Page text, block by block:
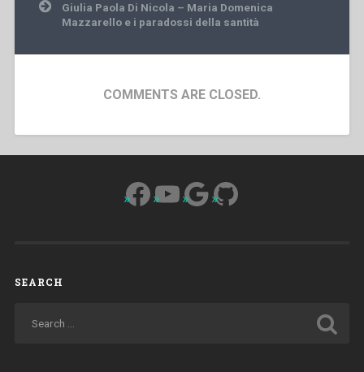
Giulia Paola Di Nicola – Maria Domenica
Mazzarello e i paradossi della santità
COMMENTS ARE CLOSED.
Facebook
YouTube
Google
GitHub
SEARCH